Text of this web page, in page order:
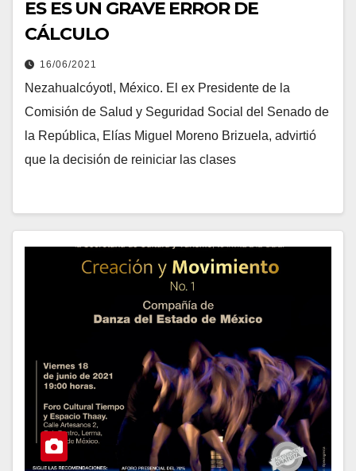
ES ES UN GRAVE ERROR DE
CÁLCULO
16/06/2021
Nezahualcóyotl, México. El ex Presidente de la
Comisión de Salud y Seguridad Social del Senado de
la República, Elías Miguel Moreno Brizuela, advirtió
que la decisión de reiniciar las clases